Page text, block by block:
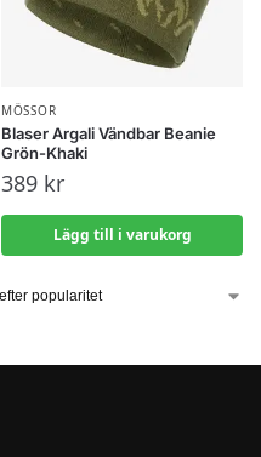
MÖSSOR
Blaser Argali Vändbar Beanie
Grön-Khaki
389 kr
Lägg till i varukorg